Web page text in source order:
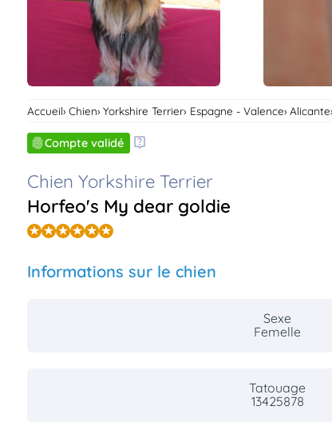
Accueil Chien Yorkshire Terrier Espagne - Valence Alicante
Compte validé
Chien Yorkshire Terrier
Horfeo's My dear goldie
Informations sur le chien
Sexe
Femelle
Tatouage
13425878